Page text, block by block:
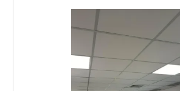
os profissionais da Nova
PVC encontramos ótima
pagamento acessível.
VENDA E INSTALAÇÃO DE
Nova Geração forros PVC